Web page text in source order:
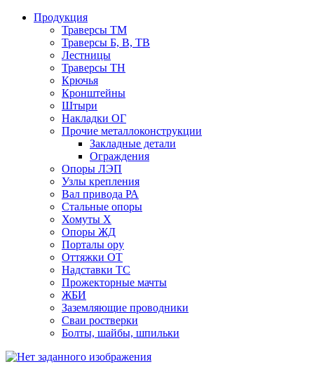
Продукция
Траверсы ТМ
Траверсы Б, В, ТВ
Лестницы
Траверсы ТН
Крючья
Кронштейны
Штыри
Накладки ОГ
Прочие металлоконструкции
Закладные детали
Ограждения
Опоры ЛЭП
Узлы крепления
Вал привода РА
Стальные опоры
Хомуты Х
Опоры ЖД
Порталы ору
Оттяжки ОТ
Надставки ТС
Прожекторные мачты
ЖБИ
Заземляющие проводники
Сваи ростверки
Болты, шайбы, шпильки